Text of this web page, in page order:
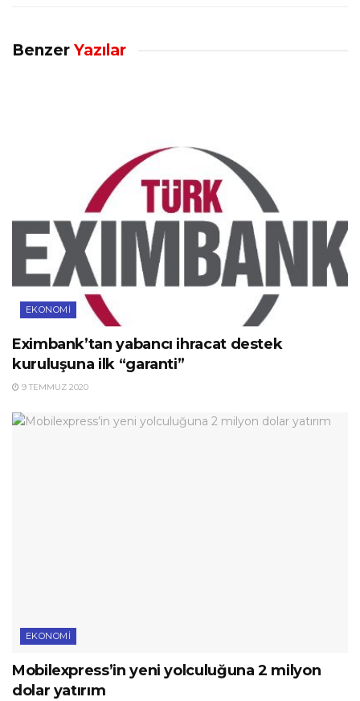
Benzer Yazılar
EKONOMI
Eximbank’tan yabancı ihracat destek
kuruluşuna ilk “garanti”
9 TEMMUZ 2020
EKONOMI
Mobilexpress’in yeni yolculuğuna 2 milyon
dolar yatırım